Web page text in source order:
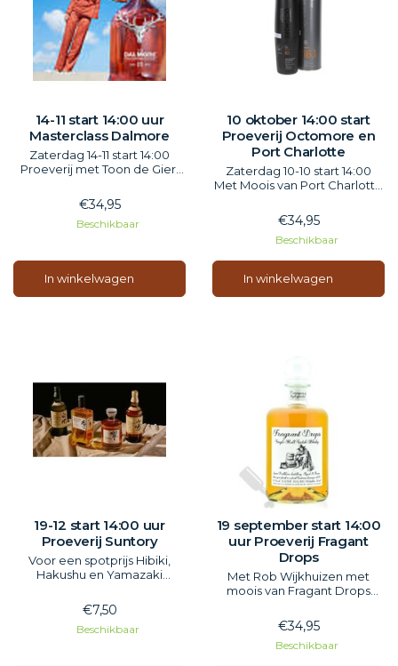
14-11 start 14:00 uur
Masterclass Dalmore
Zaterdag 14-11 start 14:00
Proeverij met Toon de Gier,
Dalmore
Inclusief hapjes
€34,95
Beschikbaar
In winkelwagen
10 oktober 14:00 start
Proeverij Octomore en
Port Charlotte
Zaterdag 10-10 start 14:00
Met Moois van Port Charlotte
Inclusief hapjes
€34,95
Beschikbaar
In winkelwagen
19-12 start 14:00 uur
Proeverij Suntory
Voor een spotprijs Hibiki,
Hakushu en Yamazaki
€7,50
Beschikbaar
19 september start 14:00
uur Proeverij Fragant
Drops
Met Rob Wijkhuizen met
moois van Fragant Drops
bottelaar
Zaterdag 19-9 start 14:00
Inclusief hapjes
€34,95
Beschikbaar